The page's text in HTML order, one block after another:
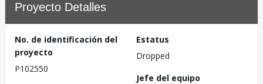
Proyecto Detalles
No. de identificación del
proyecto
P102550
Estatus
Dropped
Jefe del equipo